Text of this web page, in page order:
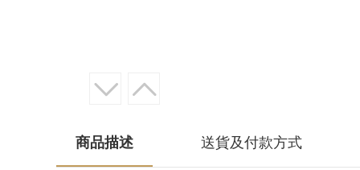
商品描述 送貨及付款方式